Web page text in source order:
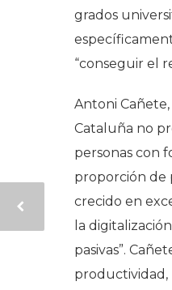
grados
“conseguir el
Antoni
Cataluña no
personas con
proporción de
crecido en
la
pasivas”.
productividad,